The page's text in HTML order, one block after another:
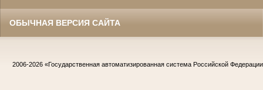
ОБЫЧНАЯ ВЕРСИЯ САЙТА
2006-2026 «Государственная автоматизированная система Российской